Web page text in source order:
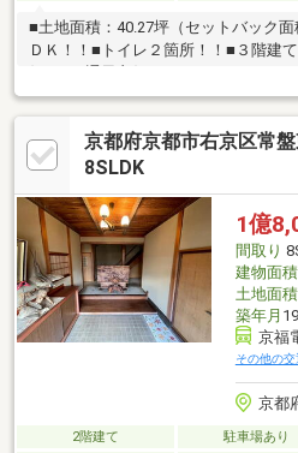
■土地面積：40.27坪（セットバック
ＤＫ！！■トイレ２箇所！！■３階建
京都府京都市右京区常
8SLDK
1億
間取り
建物面積
土地面積
築年月
京福
その他の交
京都
2階建て 駐車場あり